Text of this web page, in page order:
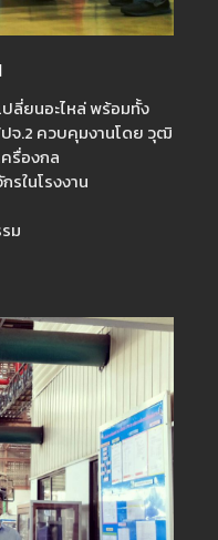
ลี่ยนอะไหล่ พร้อมทั้ง
จ.2 ควบคุมงานโดย วุฒิ
รื่องกล
รในโรงงาน
ม